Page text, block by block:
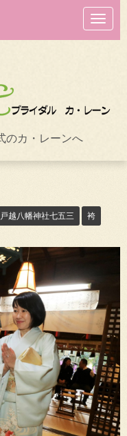
N
a
v
o
n
のカ・レーンへ
戸越八幡神社七五三 袴